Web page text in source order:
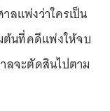
ลแพ่งว่าใครเป็น
ต้นที่คดีแพ่งให้จบ
ลจะตัดสินไปตาม